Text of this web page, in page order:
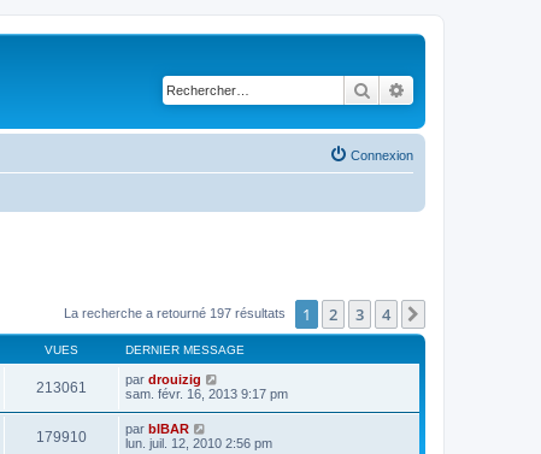
Rechercher
Connexion
La recherche a retourné 197 résultats 1 2 3 4
VUES DERNIER MESSAGE
213061 par drouizig
sam. févr. 16, 2013 9:17 pm
179910 par bIBAR
lun. juil. 12, 2010 2:56 pm